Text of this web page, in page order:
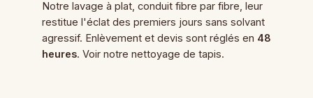
Notre lavage à plat, conduit fibre par fibre, leur
restitue l'éclat des premiers jours sans solvant
agressif. Enlèvement et devis sont réglés en 48
heures. Voir notre nettoyage de tapis.